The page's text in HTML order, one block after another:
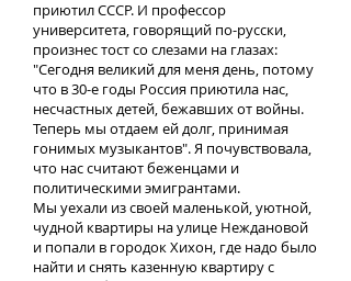
приютил СССР. И профессор
университета, говорящий по-русски,
произнес тост со слезами на глазах:
"Сегодня великий для меня день, потому
что в 30-е годы Россия приютила нас,
несчастных детей, бежавших от войны.
Теперь мы отдаем ей долг, принимая
гонимых музыкантов". Я почувствовала,
что нас считают беженцами и
политическими эмигрантами.
Мы уехали из своей маленькой, уютной,
чудной квартиры на улице Неждановой
и попали в городок Хихон, где надо было
найти и снять казенную квартиру с